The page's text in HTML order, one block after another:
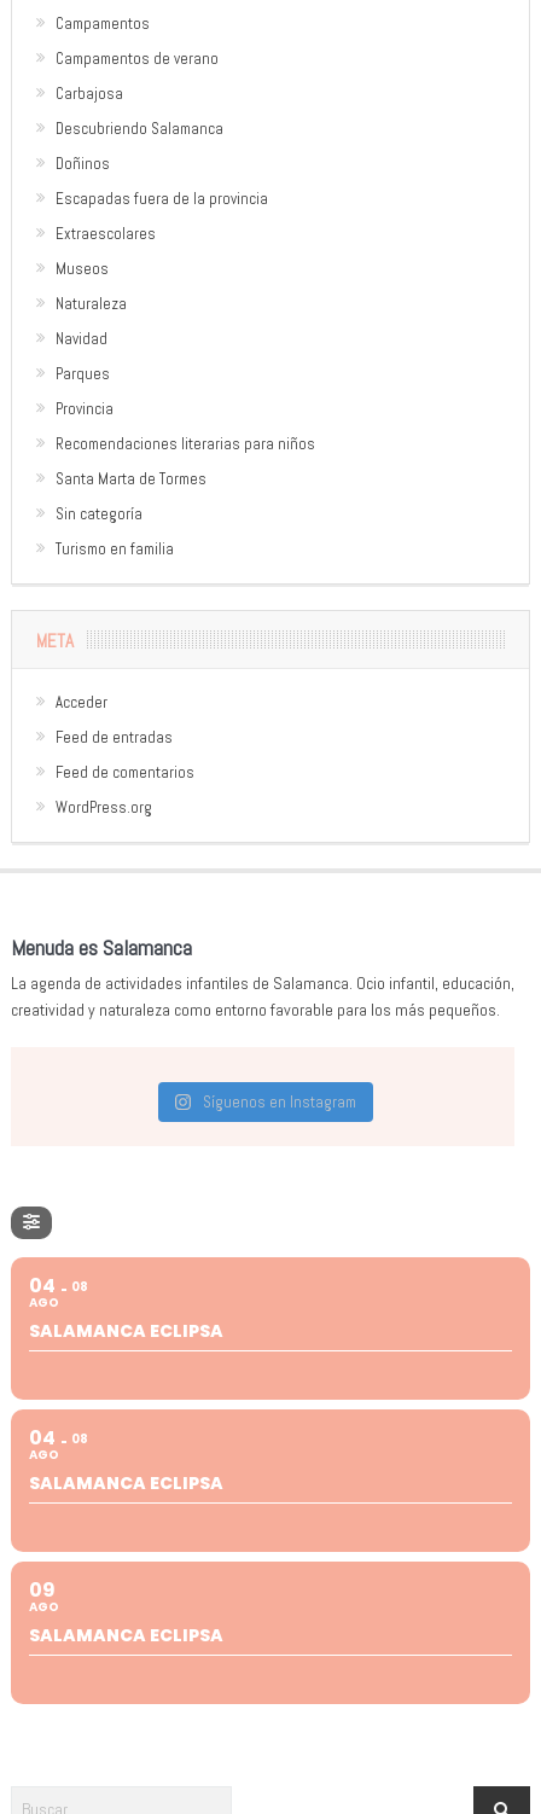
Campamentos
Campamentos de verano
Carbajosa
Descubriendo Salamanca
Doñinos
Escapadas fuera de la provincia
Extraescolares
Museos
Naturaleza
Navidad
Parques
Provincia
Recomendaciones literarias para niños
Santa Marta de Tormes
Sin categoría
Turismo en familia
META
Acceder
Feed de entradas
Feed de comentarios
WordPress.org
Menuda es Salamanca
La agenda de actividades infantiles de Salamanca. Ocio infantil, educación,
creatividad y naturaleza como entorno favorable para los más pequeños.
Síguenos en Instagram
04
AGO
08
SALAMANCA ECLIPSA
04
AGO
08
SALAMANCA ECLIPSA
09
AGO
SALAMANCA ECLIPSA